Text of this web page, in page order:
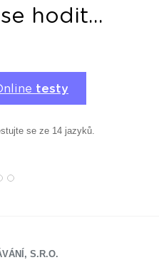
hodit...
testy
se ze 14 jazyků.
S.R.O.